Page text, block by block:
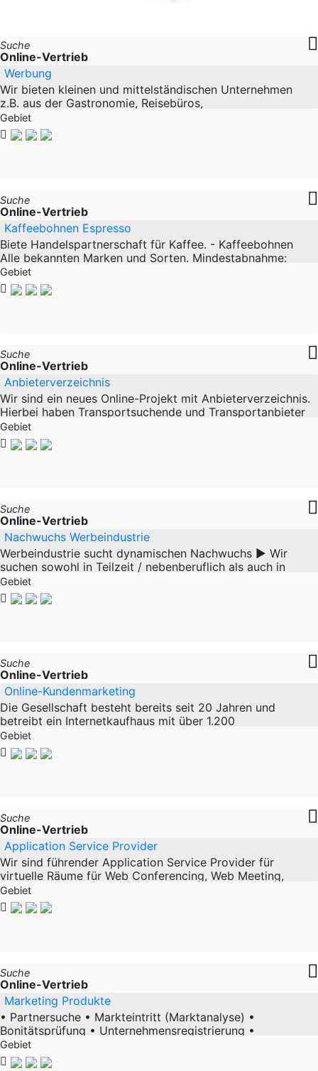
Suche
Online-Vertrieb
Werbung
Wir bieten kleinen und mittelständischen Unternehmen
z.B. aus der Gastronomie, Reisebüros,
Versicherungsagenturen und vielem mehr die Möglichkeit,
mehr
Gebiet
Suche
Online-Vertrieb
Kaffeebohnen Espresso
Biete Handelspartnerschaft für Kaffee. - Kaffeebohnen
Alle bekannten Marken und Sorten. Mindestabnahme:
24kg Eine Produkt- & Preisübersicht können wir per
Gebiet
Suche
Online-Vertrieb
Anbieterverzeichnis
Wir sind ein neues Online-Projekt mit Anbieterverzeichnis.
Hierbei haben Transportsuchende und Transportanbieter
die Möglichkeit zueinander zu finden. Wir
Gebiet
Suche
Online-Vertrieb
Nachwuchs Werbeindustrie
Werbeindustrie sucht dynamischen Nachwuchs ► Wir
suchen sowohl in Teilzeit / nebenberuflich als auch in
Vollzeit / hautberuflich • Teilzeitkräfte für
Gebiet
Suche
Online-Vertrieb
Online-Kundenmarketing
Die Gesellschaft besteht bereits seit 20 Jahren und
betreibt ein Internetkaufhaus mit über 1.200
Partnerfirmen,Versand-und Waren-
häuser,Dienstleistungs-und
Gebiet
Suche
Online-Vertrieb
Application Service Provider
Wir sind führender Application Service Provider für
virtuelle Räume für Web Conferencing, Web Meeting,
Virtual Classrooms und Remote Support und verfügen
über
Gebiet
Suche
Online-Vertrieb
Marketing Produkte
• Partnersuche • Markteintritt (Marktanalyse) •
Bonitätsprüfung • Unternehmensregistrierung •
Buchhaltung • Unternehmenskauf/-verkauf • Virtuelles
Gebiet